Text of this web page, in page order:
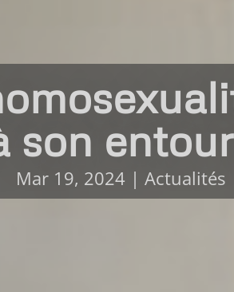
son
Mar 19, 2024 | Actualités